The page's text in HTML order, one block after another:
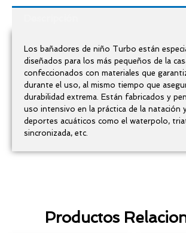
Productos
Los bañadores de niño Turbo están
diseñados para los más pequeños de la
confeccionados con materiales que
durante el uso, al mismo tiempo que
durabilidad extrema. Están fabricados y
uso intensivo en la práctica de la natación
deportes acuáticos como el waterpolo,
sincronizada, etc.